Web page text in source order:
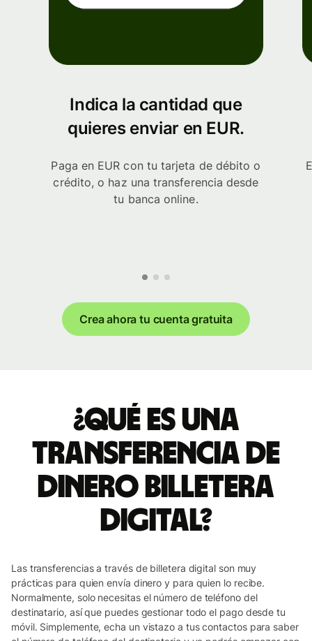
Indica la cantidad que
quieres enviar en EUR.
Paga en EUR con tu tarjeta de débito o
crédito, o haz una transferencia desde
tu banca online.
Crea ahora tu cuenta gratuita
¿Qué es una
transferencia de
dinero Billetera
digital?
Las transferencias a través de billetera digital son muy
prácticas para quien envía dinero y para quien lo recibe.
Normalmente, solo necesitas el número de teléfono del
destinatario, así que puedes gestionar todo el pago desde tu
móvil. Simplemente, echa un vistazo a tus contactos para saber